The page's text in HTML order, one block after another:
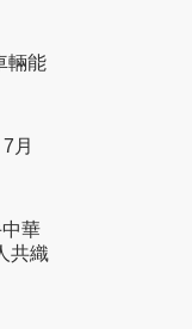
輛能
月
華
共織